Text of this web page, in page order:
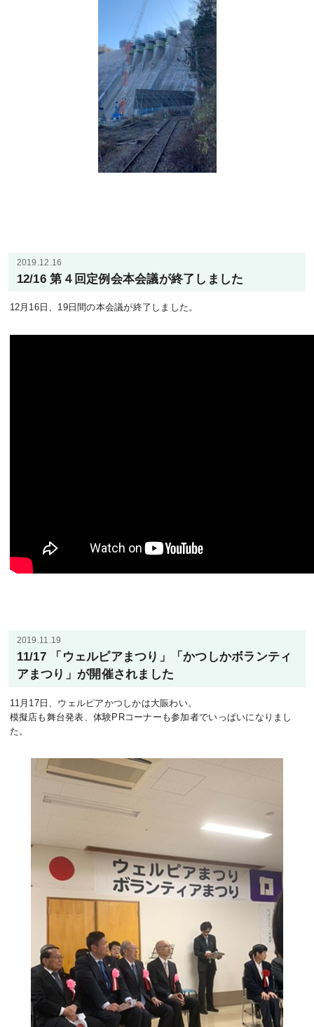
2019.12.16
12/16 第４回定例会本会議が終了しました
12月16日、19日間の本会議が終了しました。
2019.11.19
11/17 「ウェルピアまつり」「かつしかボランティ
アまつり」が開催されました
11月17日、ウェルピアかつしかは大賑わい。
模擬店も舞台発表、体験PRコーナーも参加者でいっぱいになりまし
た。